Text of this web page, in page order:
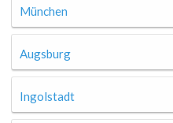
München
Augsburg
Ingolstadt